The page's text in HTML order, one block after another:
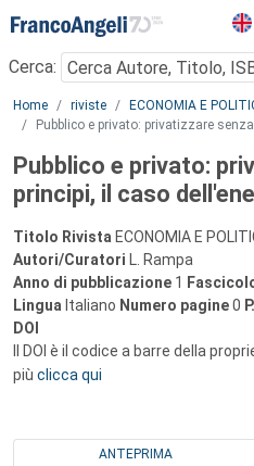
Menu
Cerca:
Main content
Home riviste ECONOMIA E
Pubblico e privato: privatizzare
Pubblico e privato:
principi, il caso
Titolo Rivista ECONOMIA E
Autori/Curatori L. Rampa
Anno di pubblicazione 1
Lingua Italiano Numero pagine0 P.
DOI
Il DOI è il codice a barre della
più clicca qui
ANTEPRIMA